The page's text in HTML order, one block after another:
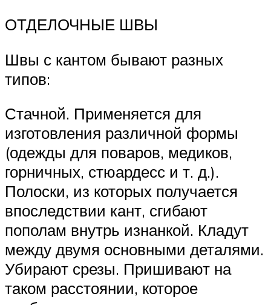
ОТДЕЛОЧНЫЕ ШВЫ
Швы с кантом бывают разных
типов:
Стачной. Применяется для
изготовления различной формы
(одежды для поваров, медиков,
горничных, стюардесс и т. д.).
Полоски, из которых получается
впоследствии кант, сгибают
пополам внутрь изнанкой. Кладут
между двумя основными деталями.
Убирают срезы. Пришивают на
таком расстоянии, которое